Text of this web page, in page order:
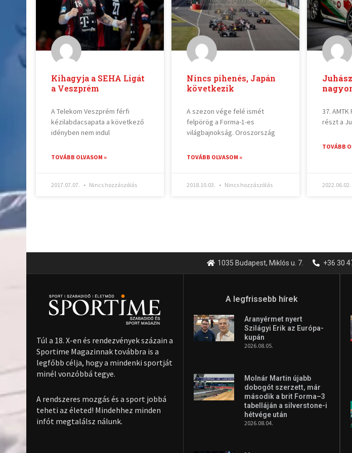
Kihagyja a SEHA Ligát
a Veszprém
A Telekom Veszprém férfi
kézilabdacsapata a következő
idényben nem indul
TOVÁBB OLVASOM »
2017.07.07. Nincs hozzászólás
Nincs pihenés, Japán
következik
A szezon vége felé ismét
felpörög a Forma-1-es
világbajnokság. Oroszország
TOVÁBB OLVASOM »
2018.10.03. Nincs hozzászólás
37.
részt a
TOVÁBB
2022.06.02.
Túl a 18. X-en és rendezvények százain a
Sportime Magazinnak továbbra is a
legfőbb célja, hogy a mindenki sportját
A rendszeres mozgás és a sport jobbá
teheti az életed! Mindehhez minden
A legfrissebb hírek
Aranyérmet nyert
Szilágyi Erik az Európa-
Molnár Martin újabb
dobogót szerzett, már
második a brit Forma–3
tabelláján a silverstone-i